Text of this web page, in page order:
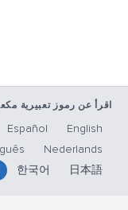
اقرأ عن رموز تعبيرية
English
Español
Nederlands
日本語
한국어